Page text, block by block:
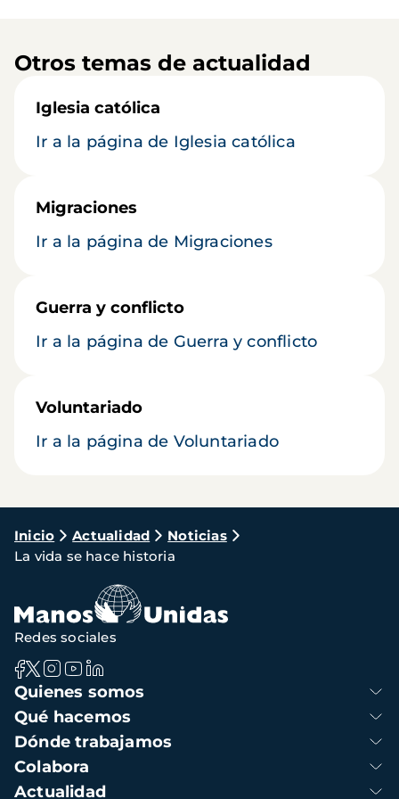
Otros temas de actualidad
Iglesia católica
Ir a la página de Iglesia católica
Migraciones
Ir a la página de Migraciones
Guerra y conflicto
Ir a la página de Guerra y conflicto
Voluntariado
Ir a la página de Voluntariado
Ruta
de
navegación
Inicio Actualidad
Noticias
La vida se hace historia
Navegación
principal
Quienes somos
Qué hacemos
Dónde trabajamos
Colabora
Actualidad
Redes sociales